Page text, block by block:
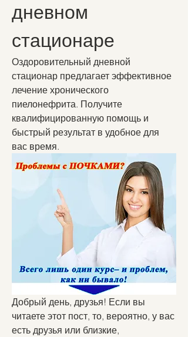
дневном
стационаре
Оздоровительный дневной
стационар предлагает эффективное
лечение хронического
пиелонефрита. Получите
квалифицированную помощь и
быстрый результат в удобное для
вас время.
Добрый день, друзья! Если вы
читаете этот пост, то, вероятно, у вас
есть друзья или близкие,